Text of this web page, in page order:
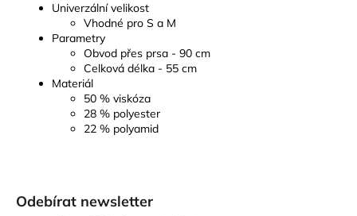
Univerzální velikost
Vhodné pro S a M
Parametry
Obvod přes prsa - 90 cm
Celková délka - 55 cm
Materiál
50 % viskóza
28 % polyester
22 % polyamid
Odebírat newsletter